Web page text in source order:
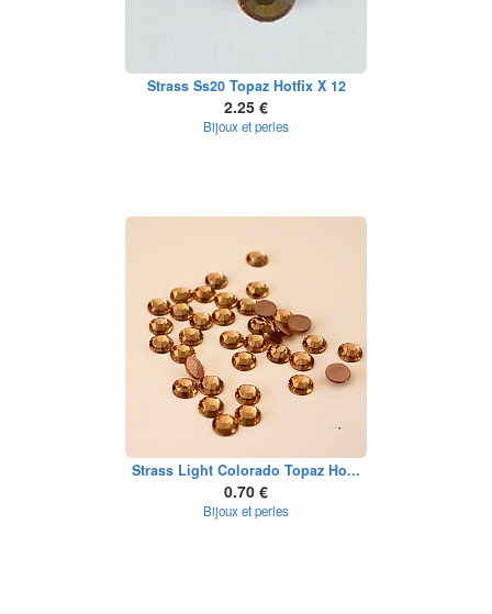
Strass Ss20 Topaz Hotfix X 12
2.25 €
Bijoux et perles
Strass Light Colorado Topaz Ho...
0.70 €
Bijoux et perles